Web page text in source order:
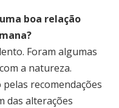
boa relação
Foram algumas
a natureza.
recomendações
das alterações